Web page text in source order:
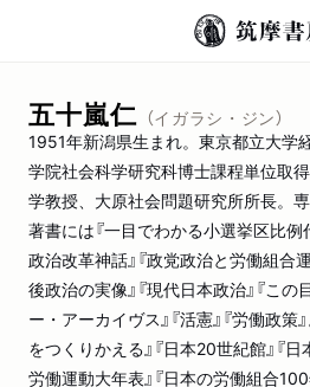
五十嵐仁 （イガラシ・ジン）
1951年新潟県生まれ。東京都立大学
学院社会科学研究科博士課程単位取
学教授、大原社会問題研究所所長。
著書には『一目でわかる小選挙区比例
政治改革神話』『政党政治と労働組合
後政治の実像』『現代日本政治』『こ
ー・アーカイヴス』『活憲』『労働政
をつくりかえる』『日本20世紀館』『
労働運動大年表』『日本の労働組合